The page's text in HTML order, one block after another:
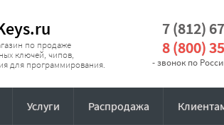
по продаже
ключей, чипов,
для программирования.
7 (812)
8 (800)
- звонок по
Услуги Распродажа